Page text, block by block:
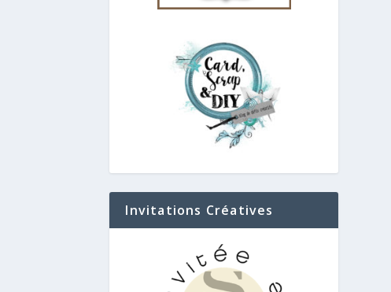
Invitations Créatives